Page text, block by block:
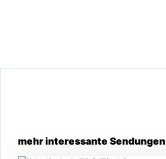
mehr interessante Sendungen